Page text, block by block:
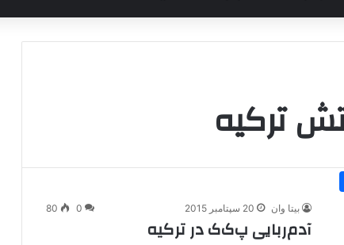
ترکیه
بیتا وان 20 سپتامبر 2015 0
80
آدم‌ربایی پ‌ک‌ک در ترکیه